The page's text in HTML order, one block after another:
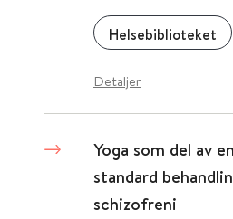
Helsebiblioteket
Detaljer
Yoga som del av
standard
schizofreni